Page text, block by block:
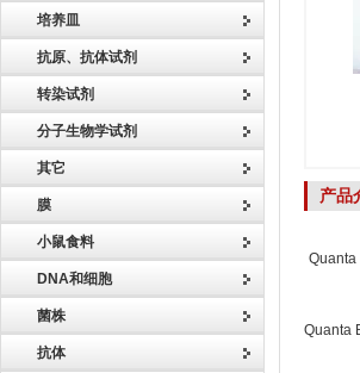
培养皿
抗原、抗体试剂
转染试剂
分子生物学试剂
其它
膜
小鼠食料
DNA和细胞
菌株
抗体
产品
Quanta
Quanta